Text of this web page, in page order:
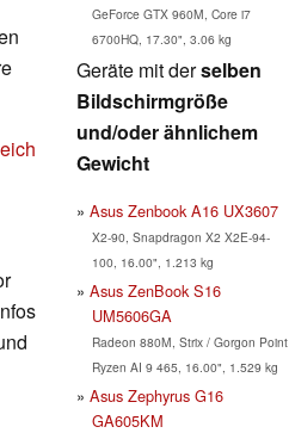
GeForce GTX 960M, Core i7
6700HQ, 17.30", 3.06 kg
Geräte mit derselben
Bildschirmgröße
und/oder ähnlichem
Gewicht
Asus Zenbook A16 UX3607
X2-90, Snapdragon X2 X2E-94-
100, 16.00", 1.213 kg
Asus ZenBook S16
UM5606GA
Radeon 880M, Strix / Gorgon Point
Ryzen AI 9 465, 16.00", 1.529 kg
Asus Zephyrus G16
GA605KM